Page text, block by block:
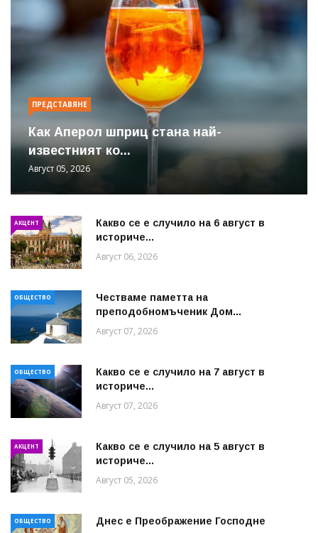
ПРЕДСТАВЯНЕ
Как Аперол шприц стана най-
известният ко...
Август 05, 2026
АКЦЕНТ
Какво се е случило на 6 август в
историче...
Август 06, 2026
ОБЩЕСТВО
Честваме паметта на
преподобномъченик Дом...
Август 07, 2026
ОБЩЕСТВО
Какво се е случило на 7 август в
историче...
Август 07, 2026
АКЦЕНТ
Какво се е случило на 5 август в
историче...
Август 05, 2026
ОБЩЕСТВО Днес е Преображение Господне